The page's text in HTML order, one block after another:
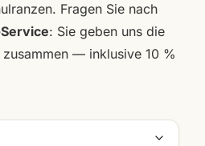
Fragen Sie nach
: Sie geben uns die
— inklusive 10 %